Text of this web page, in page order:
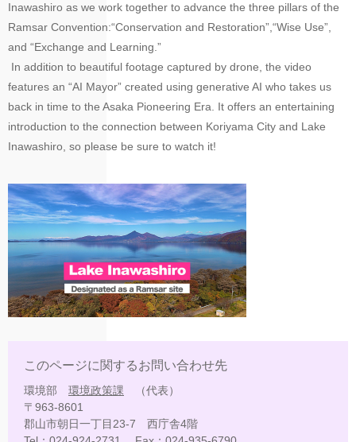
Inawashiro as we work together to advance the three pillars of the
Ramsar Convention:“Conservation and Restoration”,“Wise Use”,
and “Exchange and Learning.”
In addition to beautiful footage captured by drone, the video
features an “AI Mayor” created using generative AI who takes us
back in time to the Asaka Pioneering Era. It offers an entertaining
introduction to the connection between Koriyama City and Lake
Inawashiro, so please be sure to watch it!
このページに関するお問い合わせ先
環境部 環境政策課
代表
〒963-8601
郡山市朝日一丁目23-7 西庁舎4階